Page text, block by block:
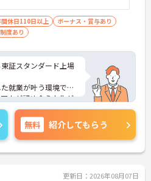
休日110日以上
ボーナス・賞与あり
度あり
証スタンダード上場
就業が叶う環境で
士が認め合う文化が
ポイントなど、さら
軽にご相談くださ
無料 紹介してもらう
更新日：2026年08月07日